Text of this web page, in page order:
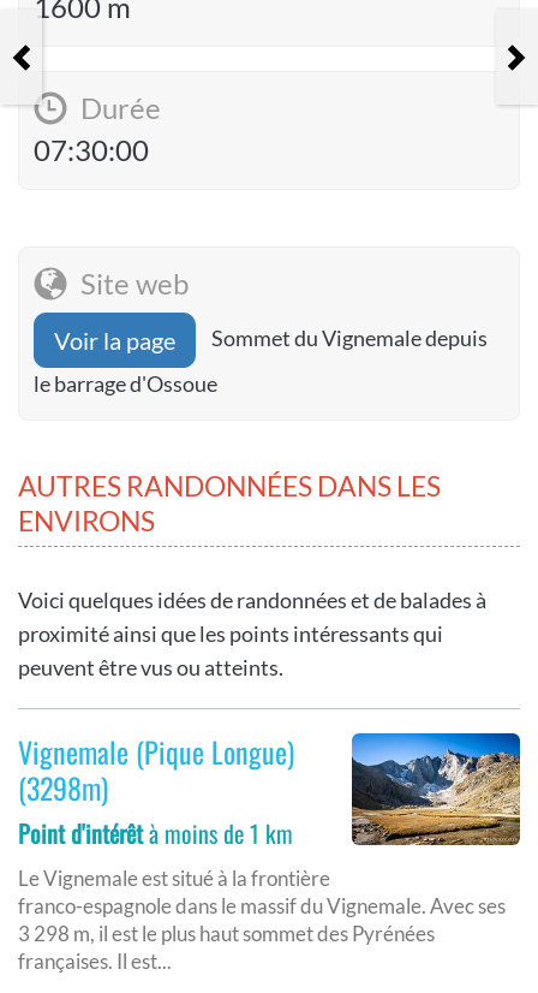
Durée
07:30:00
Site web
Voir la page
Sommet du Vignemale depuis
le barrage d'Ossoue
AUTRES RANDONNÉES DANS LES
ENVIRONS
Voici quelques idées de randonnées et de balades à
proximité ainsi que les points intéressants qui
peuvent être vus ou atteints.
Vignemale (Pique Longue)
(3298m)
Point d'intérêtà moins de 1 km
Le Vignemale est situé à la frontière
franco-espagnole dans le massif du Vignemale. Avec ses
3 298 m, il est le plus haut sommet des Pyrénées
françaises. Il est...